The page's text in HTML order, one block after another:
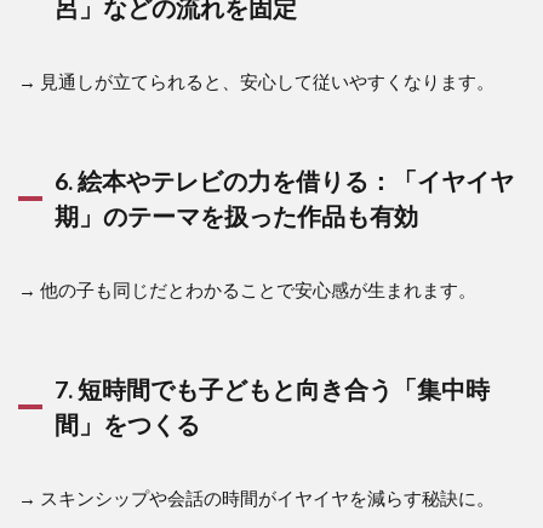
呂」などの流れを固定
→ 見通しが立てられると、安心して従いやすくなります。
6. 絵本やテレビの力を借りる：「イヤイヤ
期」のテーマを扱った作品も有効
→ 他の子も同じだとわかることで安心感が生まれます。
7. 短時間でも子どもと向き合う「集中時
間」をつくる
→ スキンシップや会話の時間がイヤイヤを減らす秘訣に。